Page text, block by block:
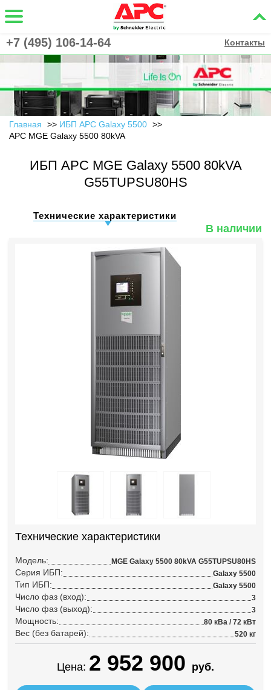
+7 (495) 106-14-64 Контакты
Главная
ИБП APC Galaxy 5500
APC MGE Galaxy 5500 80kVA
ИБП APC MGE Galaxy 5500 80kVA
G55TUPSU80HS
Технические характеристики
В наличии
Технические характеристики
Модель: MGE Galaxy 5500 80kVA G55TUPSU80HS
Серия ИБП: Galaxy 5500
Тип ИБП: Galaxy 5500
Число фаз (вход): 3
Число фаз (выход): 3
Мощность: 80 кВа / 72 кВт
Вес (без батарей): 520 кг
Цена: 2 952 900 руб.